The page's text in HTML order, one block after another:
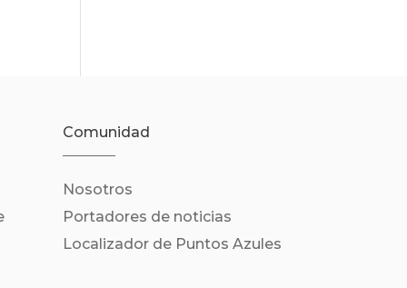
Comunidad
Nosotros
Portadores de noticias
Localizador de Puntos Azules